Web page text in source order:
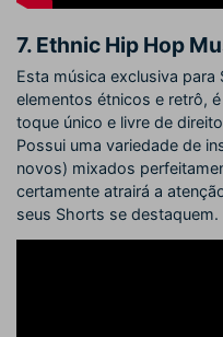
7. Ethnic Hip Hop
Esta música exclusiva
elementos étnicos e retrô,
toque único e livre de
Possui uma variedade de
novos) mixados
certamente atrairá a
seus Shorts se destaquem.